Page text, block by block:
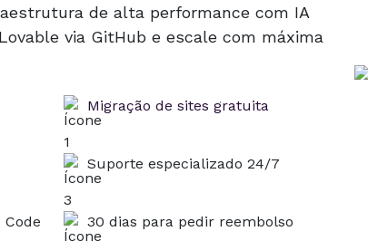
de alta performance com IA
via GitHub e escale com máxima
Migração de sites gratuita
Suporte especializado 24/7
30 dias para pedir reembolso